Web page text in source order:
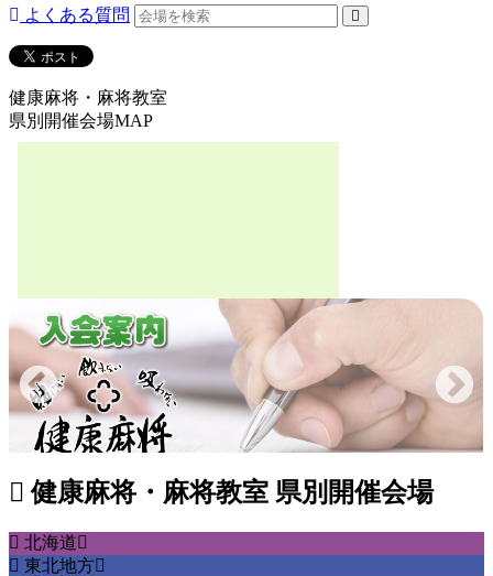
よくある質問
健康麻将・麻将教室
県別開催会場MAP
健康麻将・麻将教室 県別開催会場
北海道
東北地方